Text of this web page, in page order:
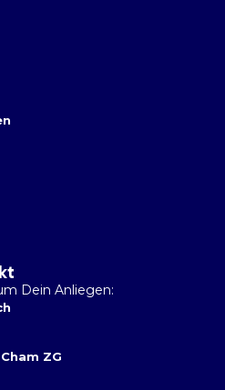
Dein Anliegen:
ZG